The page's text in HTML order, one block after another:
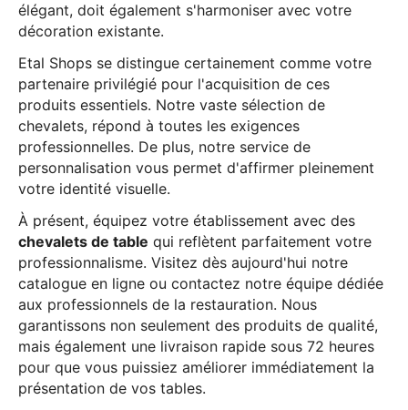
élégant, doit également s'harmoniser avec votre
décoration existante.
Etal Shops se distingue certainement comme votre
partenaire privilégié pour l'acquisition de ces
produits essentiels. Notre vaste sélection de
chevalets, répond à toutes les exigences
professionnelles. De plus, notre service de
personnalisation vous permet d'affirmer pleinement
votre identité visuelle.
À présent, équipez votre établissement avec des
chevalets de table qui reflètent parfaitement votre
professionnalisme. Visitez dès aujourd'hui notre
catalogue en ligne ou contactez notre équipe dédiée
aux professionnels de la restauration. Nous
garantissons non seulement des produits de qualité,
mais également une livraison rapide sous 72 heures
pour que vous puissiez améliorer immédiatement la
présentation de vos tables.